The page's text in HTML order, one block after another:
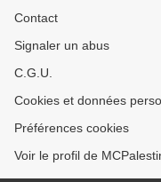
Contact
Signaler un abus
C.G.U.
Cookies et données
Préférences cookies
Voir le profil de